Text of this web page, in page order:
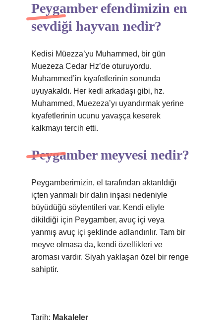
Peygamber efendimizin en
sevdiği hayvan nedir?
Kedisi Müezza’yu Muhammed, bir gün
Muezeza Cedar Hz’de oturuyordu.
Muhammed’in kıyafetlerinin sonunda
uyuyakaldı. Her kedi arkadaşı gibi, hz.
Muhammed, Muezeza’yı uyandırmak yerine
kıyafetlerinin ucunu yavaşça keserek
kalkmayı tercih etti.
Peygamber meyvesi nedir?
Peygamberimizin, el tarafından aktarıldığı
içten yanmalı bir dalın inşası nedeniyle
büyüdüğü söylentileri var. Kendi eliyle
dikildiği için Peygamber, avuç içi veya
yanmış avuç içi şeklinde adlandırılır. Tam bir
meyve olmasa da, kendi özellikleri ve
aroması vardır. Siyah yaklaşan özel bir renge
sahiptir.
Tarih: Makaleler